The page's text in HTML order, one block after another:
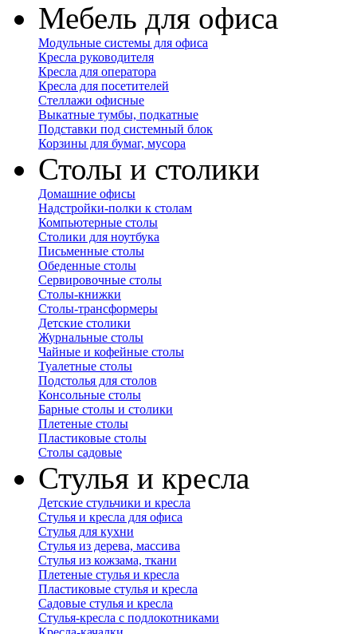
Мебель для офиса
Модульные системы для офиса
Кресла руководителя
Кресла для оператора
Кресла для посетителей
Стеллажи офисные
Выкатные тумбы, подкатные
Подставки под системный блок
Корзины для бумаг, мусора
Столы и столики
Домашние офисы
Надстройки-полки к столам
Компьютерные столы
Столики для ноутбука
Письменные столы
Обеденные столы
Сервировочные столы
Столы-книжки
Столы-трансформеры
Детские столики
Журнальные столы
Чайные и кофейные столы
Туалетные столы
Подстолья для столов
Консольные столы
Барные столы и столики
Плетеные столы
Пластиковые столы
Столы садовые
Стулья и кресла
Детские стульчики и кресла
Стулья и кресла для офиса
Стулья для кухни
Стулья из дерева, массива
Стулья из кожзама, ткани
Плетеные стулья и кресла
Пластиковые стулья и кресла
Садовые стулья и кресла
Стулья-кресла с подлокотниками